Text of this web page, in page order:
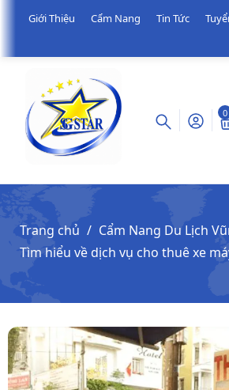
Giới Thiệu Cẩm Nang Tin Tức
0
Trang chủ
Cẩm Nang Du Lịch
Tìm hiểu về dịch vụ cho thuê xe